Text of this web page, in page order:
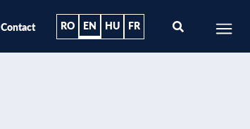
Contact RO EN HU FR